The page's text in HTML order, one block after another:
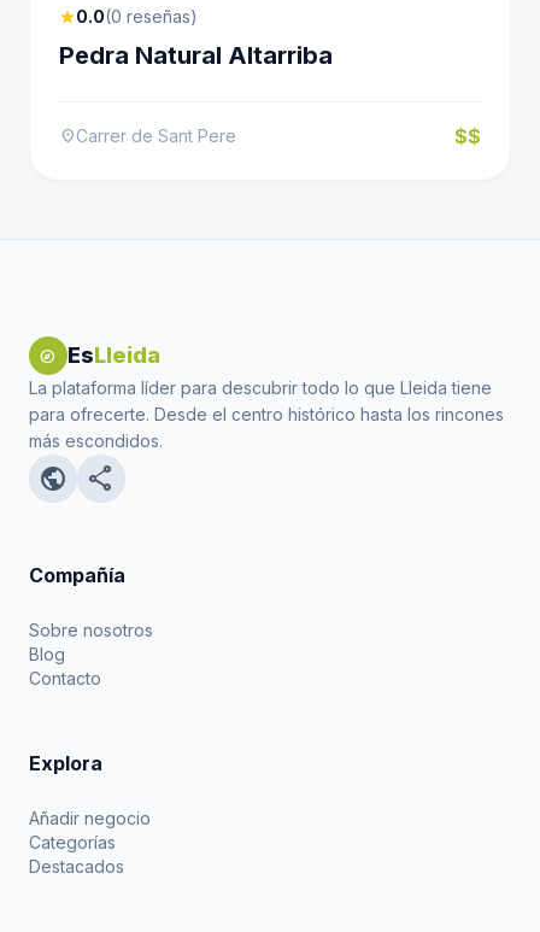
star0.0(0 reseñas)
Pedra Natural Altarriba
location_onCarrer de Sant Pere $$
explore EsLleida
La plataforma líder para descubrir todo lo que Lleida tiene
para ofrecerte. Desde el centro histórico hasta los rincones
más escondidos.
public share
Compañía
Sobre nosotros
Blog
Contacto
Explora
Añadir negocio
Categorías
Destacados